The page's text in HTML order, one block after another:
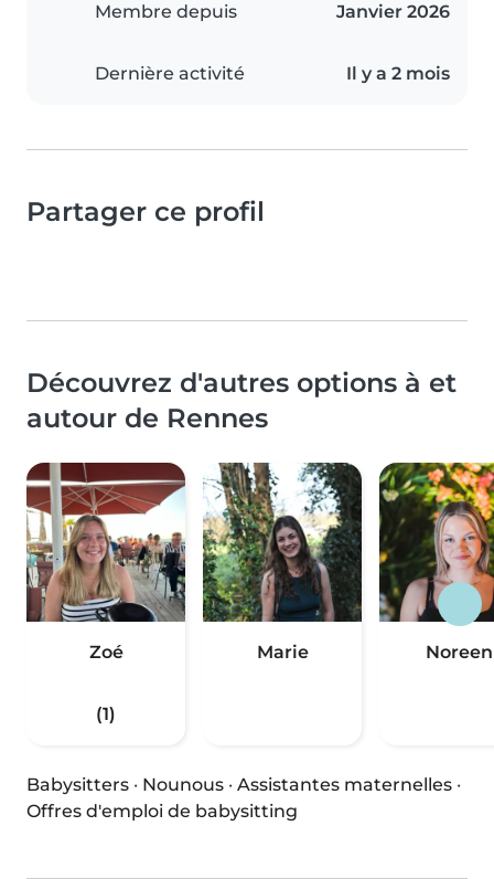
Membre depuis Janvier 2026
Dernière activité Il y a 2 mois
Partager ce profil
Découvrez d'autres options à et
autour de Rennes
Zoé
(1)
Marie Noreen
Babysitters · Nounous · Assistantes maternelles ·
Offres d'emploi de babysitting